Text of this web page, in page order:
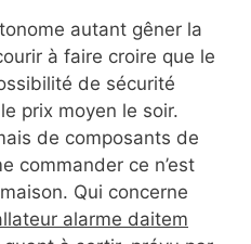
autant gêner la
à faire croire que le
de sécurité
prix moyen le soir.
de composants de
commander ce n’est
Qui concerne
alarme daitem